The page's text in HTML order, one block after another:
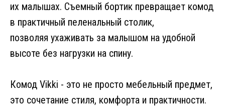
их малышах. Съемный бортик превращает комод
в практичный пеленальный столик,
позволяя ухаживать за малышом на удобной
высоте без нагрузки на спину.
Комод Vikki - это не просто мебельный предмет,
это сочетание стиля, комфорта и практичности.